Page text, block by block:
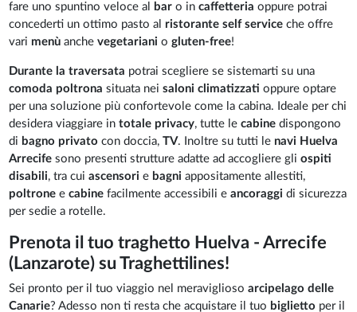
fare uno spuntino veloce al
baro incaffetteriaoppure potrai
concederti un ottimo pasto al ristorante self service che offre
vari menùanchevegetarianiogluten-free!
Durante la traversata potrai scegliere se sistemarti su una
comoda poltronasituata neisaloni climatizzati oppure optare
per una soluzione più confortevole come la cabina. Ideale per chi
desidera viaggiare in totale privacy, tutte lecabinedispongono
di bagno privatocon doccia,TV. Inoltre su tutti le navi Huelva
Arrecifesono presenti strutture adatte ad accogliere gliospiti
disabili, tra cuiascensorie bagniappositamente allestiti,
poltroneecabine facilmente accessibili eancoraggidi sicurezza
per sedie a rotelle.
Prenota il tuo traghetto Huelva - Arrecife
(Lanzarote) su Traghettilines!
Sei pronto per il tuo viaggio nel meravigliosoarcipelago delle
Canarie? Adesso non ti resta che acquistare il tuo biglietto per il